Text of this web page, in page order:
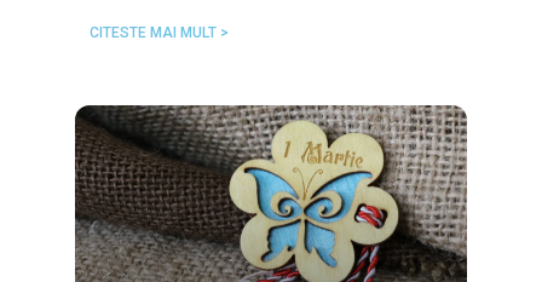
CITESTE MAI MULT >